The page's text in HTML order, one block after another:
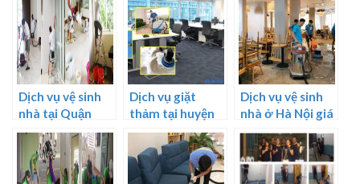
Dịch vụ vệ sinh
nhà tại Quận
Bình Thạnh
Dịch vụ giặt
thảm tại huyện
hoài đức
Dịch vụ vệ sinh
nhà ở Hà Nội giá
rẻ, uy tín, chuyên
nghiệp